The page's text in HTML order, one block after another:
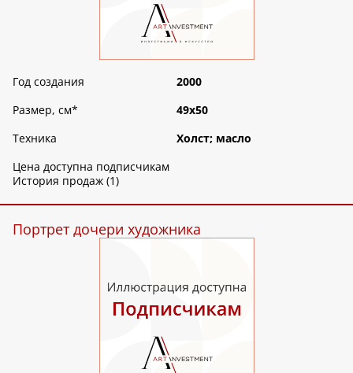
Год создания
2000
Размер, см*
49х50
Техника
Холст; масло
Цена доступна подписчикам
История продаж (1)
Портрет дочери художника